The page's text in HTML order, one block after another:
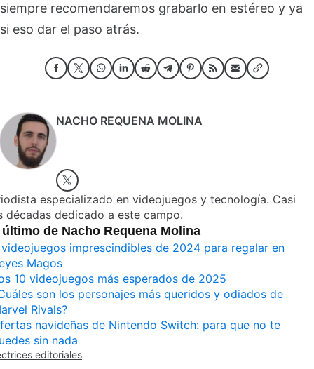
siempre recomendaremos grabarlo en estéreo y ya
si eso dar el paso atrás.
NACHO REQUENA MOLINA
especializado en videojuegos y tecnología. Casi
décadas dedicado a este campo.
de Nacho Requena Molina
imprescindibles de 2024 para regalar en
Magos
10 videojuegos más esperados de 2025
son los personajes más queridos y odiados de
Rivals?
navideñas de Nintendo Switch: para que no te
sin nada
editoriales